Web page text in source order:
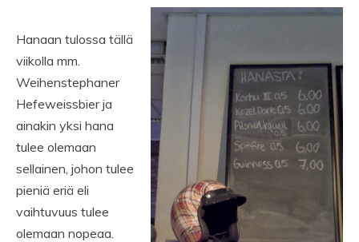
Hanaan tulossa tällä
viikolla mm.
Weihenstephaner
Hefeweissbier ja
ainakin yksi hana
tulee olemaan
sellainen, johon tulee
pieniä eriä eli
vaihtuvuus tulee
olemaan nopeaa.